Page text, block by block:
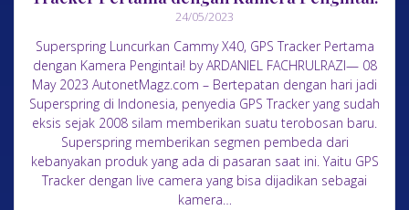
24/05/2023
Superspring Luncurkan Cammy X40, GPS Tracker Pertama
dengan Kamera Pengintai! by ARDANIEL FACHRULRAZI— 08
May 2023 AutonetMagz.com – Bertepatan dengan hari jadi
Superspring di Indonesia, penyedia GPS Tracker yang sudah
eksis sejak 2008 silam memberikan suatu terobosan baru.
Superspring memberikan segmen pembeda dari
kebanyakan produk yang ada di pasaran saat ini. Yaitu GPS
Tracker dengan live camera yang bisa dijadikan sebagai
kamera…